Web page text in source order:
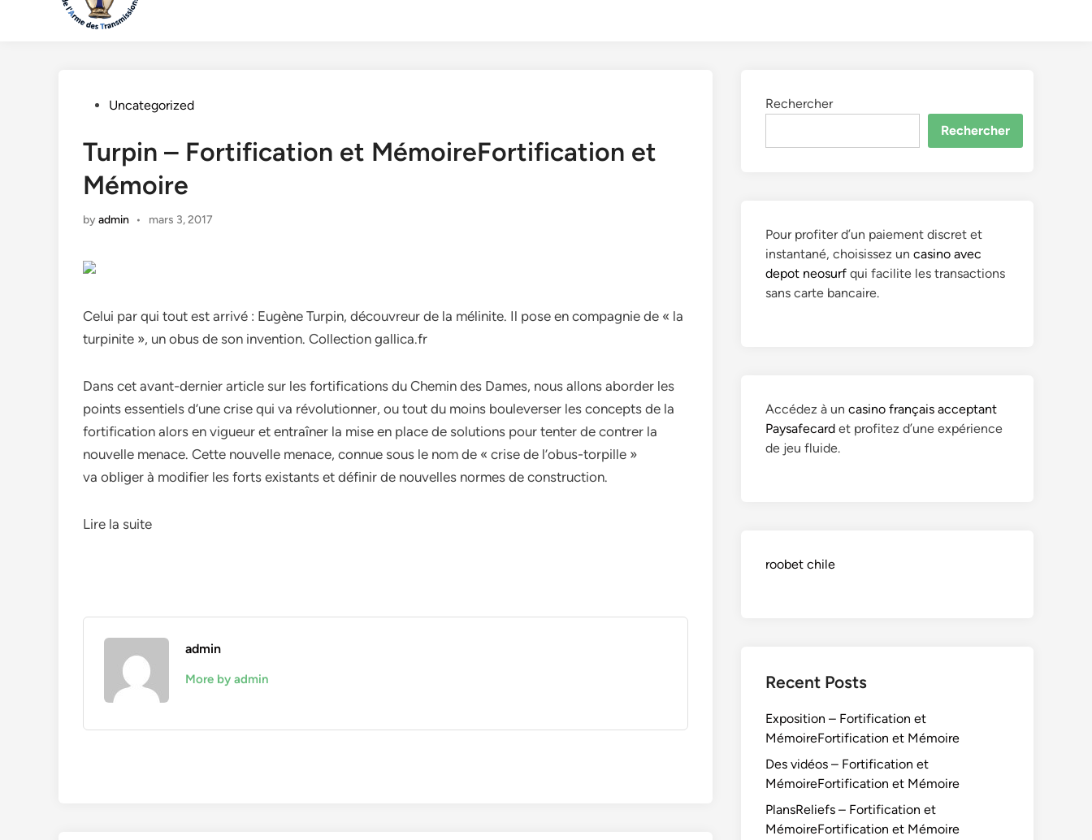
PostedUncategorized
Turpin – Fortification et MémoireFortification et
Mémoire
byadmin • mars 3, 2017
Celui par qui tout est arrivé : Eugène Turpin, découvreur de la mélinite. Il pose en compagnie de « la
turpinite », un obus de son invention. Collection gallica.fr
Dans cet avant-dernier article sur les fortifications du Chemin des Dames, nous allons aborder les
points essentiels d’une crise qui va révolutionner, ou tout du moins bouleverser les concepts de la
fortification alors en vigueur et entraîner la mise en place de solutions pour tenter de contrer la
nouvelle menace. Cette nouvelle menace, connue sous le nom de « crise de l’obus-torpille »
va obliger à modifier les forts existants et définir de nouvelles normes de construction.
Lire la suite
admin
More by admin
Rechercher
Rechercher
Pour profiter d’un paiement discret et
instantané, choisissez un casino avec
depot neosurf qui facilite les transactions
sans carte bancaire.
Accédez à un casino français acceptant
Paysafecard et profitez d’une expérience
de jeu fluide.
roobet chile
Recent Posts
Exposition – Fortification et
MémoireFortification et Mémoire
Des vidéos – Fortification et
MémoireFortification et Mémoire
PlansReliefs – Fortification et
MémoireFortification et Mémoire